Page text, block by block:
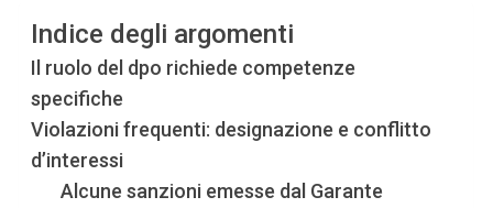
Indice degli argomenti
Il ruolo del dpo richiede competenze
specifiche
Violazioni frequenti: designazione e conflitto
d’interessi
Alcune sanzioni emesse dal Garante